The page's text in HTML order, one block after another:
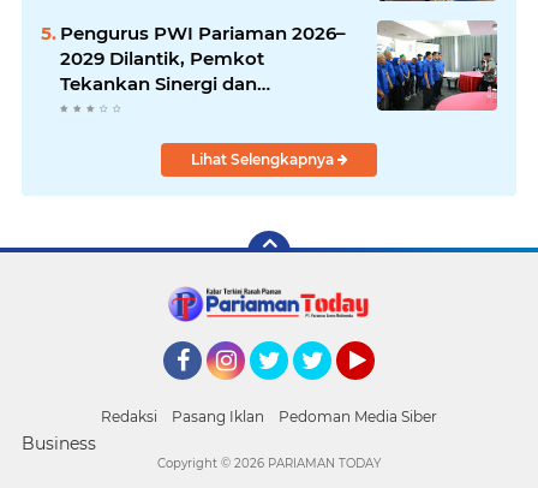
Pengurus PWI Pariaman 2026–
2029 Dilantik, Pemkot
Tekankan Sinergi dan
Profesionalisme Pers
Lihat Selengkapnya
Redaksi Pasang Iklan Pedoman Media Siber
Business
Copyright © 2026 PARIAMAN TODAY